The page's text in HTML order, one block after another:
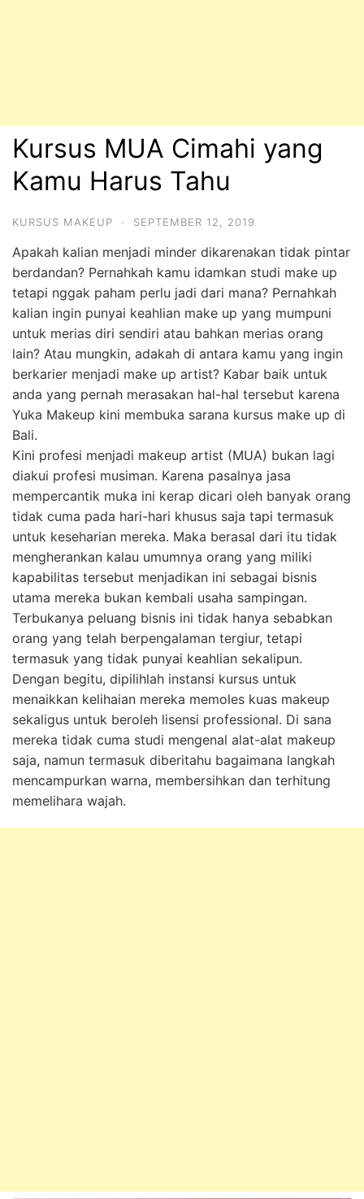
Kursus MUA Cimahi yang
Kamu Harus Tahu
KURSUS MAKEUP · SEPTEMBER 12, 2019
Apakah kalian menjadi minder dikarenakan tidak pintar
berdandan? Pernahkah kamu idamkan studi make up
tetapi nggak paham perlu jadi dari mana? Pernahkah
kalian ingin punyai keahlian make up yang mumpuni
untuk merias diri sendiri atau bahkan merias orang
lain? Atau mungkin, adakah di antara kamu yang ingin
berkarier menjadi make up artist? Kabar baik untuk
anda yang pernah merasakan hal-hal tersebut karena
Yuka Makeup kini membuka sarana kursus make up di
Bali.
Kini profesi menjadi makeup artist (MUA) bukan lagi
diakui profesi musiman. Karena pasalnya jasa
mempercantik muka ini kerap dicari oleh banyak orang
tidak cuma pada hari-hari khusus saja tapi termasuk
untuk keseharian mereka. Maka berasal dari itu tidak
mengherankan kalau umumnya orang yang miliki
kapabilitas tersebut menjadikan ini sebagai bisnis
utama mereka bukan kembali usaha sampingan.
Terbukanya peluang bisnis ini tidak hanya sebabkan
orang yang telah berpengalaman tergiur, tetapi
termasuk yang tidak punyai keahlian sekalipun.
Dengan begitu, dipilihlah instansi kursus untuk
menaikkan kelihaian mereka memoles kuas makeup
sekaligus untuk beroleh lisensi professional. Di sana
mereka tidak cuma studi mengenal alat-alat makeup
saja, namun termasuk diberitahu bagaimana langkah
mencampurkan warna, membersihkan dan terhitung
memelihara wajah.